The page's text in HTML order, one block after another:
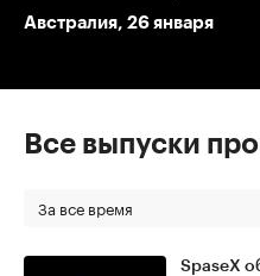
Австралия, 26 января
Все выпуски
За все время
SpaseX